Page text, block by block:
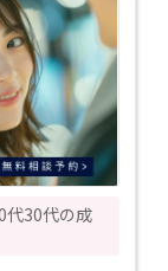
代30代の成